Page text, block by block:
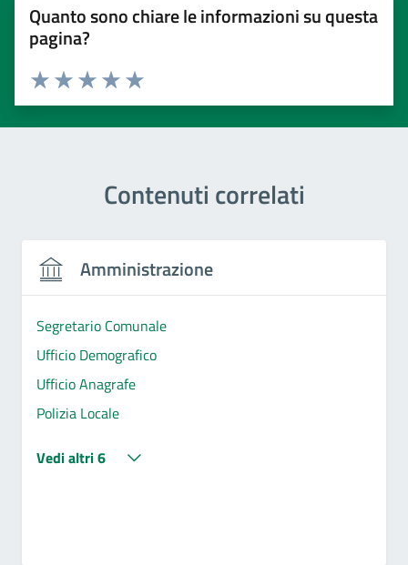
Quanto sono chiare le informazioni su questa
pagina?
Valuta 5 stelle su 5
Valuta 4 stelle su 5
Valuta 3 stelle su 5
Valuta 2 stelle su 5
Valuta 1 stelle su 5
Contenuti correlati
Amministrazione
Segretario Comunale
Ufficio Demografico
Ufficio Anagrafe
Polizia Locale
Vedi altri 6